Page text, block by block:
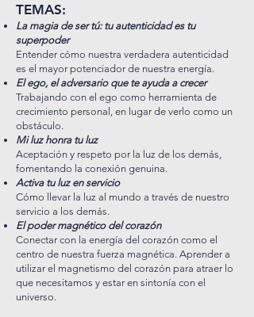
TEMAS:
La magia de ser tú: tu autenticidad es tu
superpoder
Entender cómo nuestra verdadera autenticidad
es el mayor potenciador de nuestra energía.
El ego, el adversario que te ayuda a crecer
Trabajando con el ego como herramienta de
crecimiento personal, en lugar de verlo como un
obstáculo.
Mi luz honra tu luz
Aceptación y respeto por la luz de los demás,
fomentando la conexión genuina.
Activa tu luz en servicio
Cómo llevar la luz al mundo a través de nuestro
servicio a los demás.
El poder magnético del corazón
Conectar con la energía del corazón como el
centro de nuestra fuerza magnética. Aprender a
utilizar el magnetismo del corazón para atraer lo
que necesitamos y estar en sintonía con el
universo.